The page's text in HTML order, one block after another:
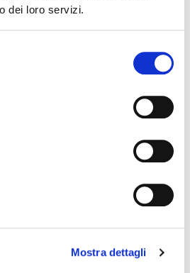
dei loro servizi.
Mostra dettagli
Comunale Bassani di Ferrara
Comunale Claudio Abbado